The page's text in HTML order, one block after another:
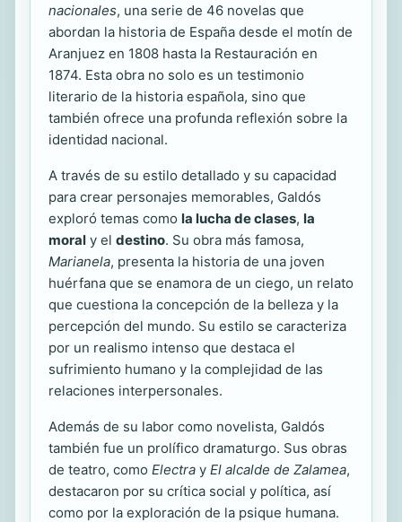
nacionales, una serie de 46 novelas que
abordan la historia de España desde el motín de
Aranjuez en 1808 hasta la Restauración en
1874. Esta obra no solo es un testimonio
literario de la historia española, sino que
también ofrece una profunda reflexión sobre la
identidad nacional.
A través de su estilo detallado y su capacidad
para crear personajes memorables, Galdós
exploró temas como la lucha de clases, la
moral y el destino. Su obra más famosa,
Marianela, presenta la historia de una joven
huérfana que se enamora de un ciego, un relato
que cuestiona la concepción de la belleza y la
percepción del mundo. Su estilo se caracteriza
por un realismo intenso que destaca el
sufrimiento humano y la complejidad de las
relaciones interpersonales.
Además de su labor como novelista, Galdós
también fue un prolífico dramaturgo. Sus obras
de teatro, como Electra y El alcalde de Zalamea,
destacaron por su crítica social y política, así
como por la exploración de la psique humana.